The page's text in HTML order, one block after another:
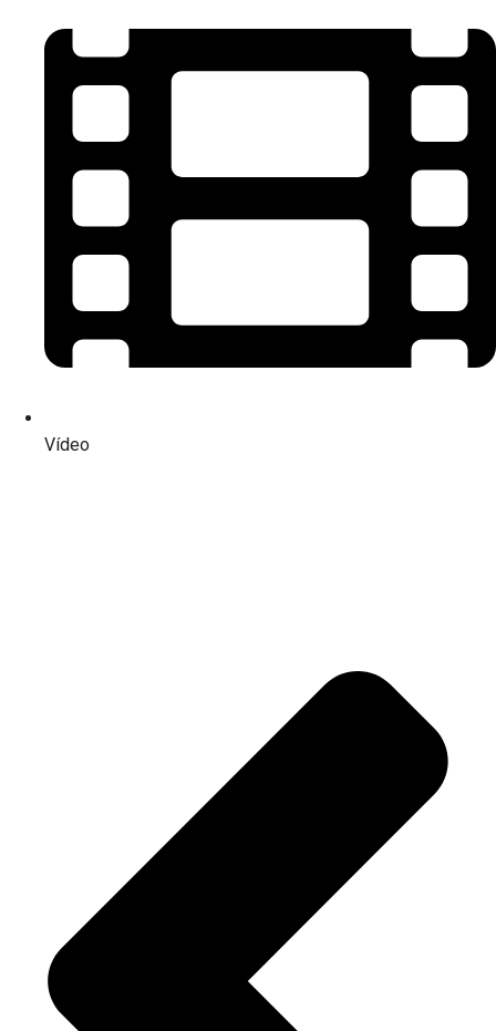
Vídeo